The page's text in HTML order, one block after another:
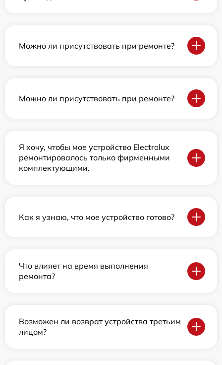
Можно ли присутствовать при ремонте?
Можно ли присутствовать при ремонте?
Я хочу, чтобы мое устройство Electrolux
ремонтировалось только фирменными
комплектующими.
Как я узнаю, что мое устройство готово?
Что влияет на время выполнения
ремонта?
Возможен ли возврат устройства третьим
лицом?